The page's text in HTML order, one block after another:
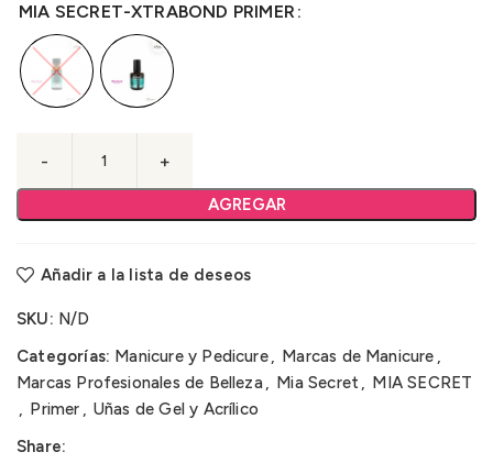
MIA SECRET-XTRABOND PRIMER
AGREGAR
Añadir a la lista de deseos
SKU: N/D
Categorías: Manicure y Pedicure, Marcas de Manicure ,
Marcas Profesionales de Belleza, Mia Secret , MIA SECRET
, Primer , Uñas de Gel y Acrílico
Share: